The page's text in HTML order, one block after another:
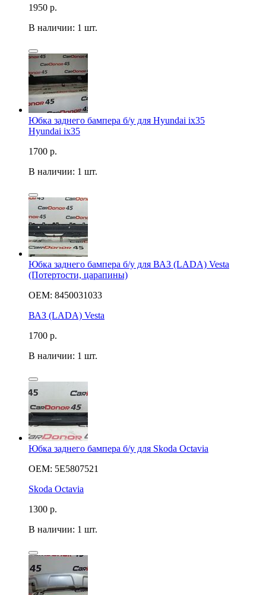
1950 р.
В наличии: 1 шт.
Юбка заднего бампера б/у для Hyundai ix35
Hyundai ix35
1700 р.
В наличии: 1 шт.
Юбка заднего бампера б/у для ВАЗ (LADA) Vesta
(Потертости, царапины)
OEM: 8450031033
ВАЗ (LADA) Vesta
1700 р.
В наличии: 1 шт.
Юбка заднего бампера б/у для Skoda Octavia
OEM: 5E5807521
Skoda Octavia
1300 р.
В наличии: 1 шт.